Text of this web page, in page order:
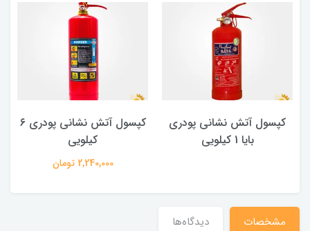
کپسول آتش نشانی پودری
بایا 1 کیلویی
کپسول آتش نشانی پودری ۶
کیلویی
2,240,000 تومان
مشخصات دیدگاه‌ها